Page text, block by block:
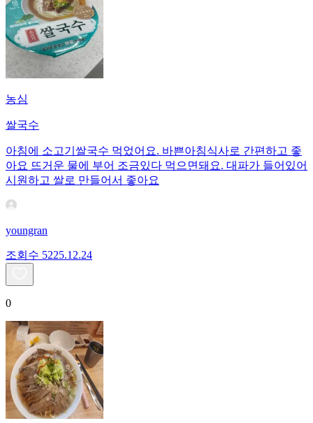
농심
쌀국수
아침에 소고기쌀국수 먹었어요. 바쁜아침식사로 간편하고 좋
아요 뜨거운 물에 부어 조금있다 먹으면돼요. 대파가 들어있어
시원하고 쌀로 만들어서 좋아요
youngran
조회수 5225.12.24
0